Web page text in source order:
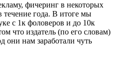
фичеринг в некоторых
течение года. В итоге мы
с 1к фоловеров и до 10к
что издатель (по его словам)
они нам заработали чуть